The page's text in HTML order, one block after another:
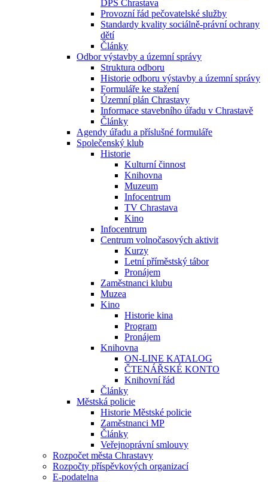
DPS Chrastava
Provozní řád pečovatelské služby
Standardy kvality sociálně-právní ochrany
dětí
Články
Odbor výstavby a územní správy
Struktura odboru
Historie odboru výstavby a územní správy
Formuláře ke stažení
Územní plán Chrastavy
Informace stavebního úřadu v Chrastavě
Články
Agendy úřadu a příslušné formuláře
Společenský klub
Historie
Kulturní činnost
Knihovna
Muzeum
Infocentrum
TV Chrastava
Kino
Infocentrum
Centrum volnočasových aktivit
Kurzy
Letní příměstský tábor
Pronájem
Zaměstnanci klubu
Muzea
Kino
Historie kina
Program
Pronájem
Knihovna
ON-LINE KATALOG
ČTENÁŘSKÉ KONTO
Knihovní řád
Články
Městská policie
Historie Městské policie
Zaměstnanci MP
Články
Veřejnoprávní smlouvy
Rozpočet města Chrastavy
Rozpočty příspěvkových organizací
E-podatelna